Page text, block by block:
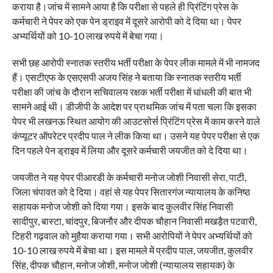
कराया है।जांच में सामने आया है कि परीक्षा से पहले ही प्रिंटिंग प्रेस के
कर्मचारी ने पेपर को एक पेन ड्राइव में दूसरे आरोपी को दे दिया था। पेपर
अभ्यर्थियों को 10-10 लाख रुपये में बेचा गया।
सभी छह आरोपी स्नातक स्तरीय भर्ती परीक्षा के पेपर लीक मामले में भी नामजद
हैं। एसटीएफ के एसएसपी अजय सिंह ने बताया कि स्नातक स्तरीय भर्ती
परीक्षा की जांच के दौरान सचिवालय रक्षक भर्ती परीक्षा में धांधली की बात भी
सामने आई थी। डीजीपी के आदेश पर प्राथमिक जांच में पता चला कि इसका
पेपर भी लखनऊ स्थित आयोग की आउटसोर्स प्रिंटिंग प्रेस में काम करने वाले
कंप्यूटर ऑपरेटर प्रदीप पाल ने लीक किया था। उसने यह पेपर परीक्षा से एक
दिन पहले पेन ड्राइव में लिया और दूसरे कर्मचारी जयजीत को दे दिया था।
जयजीत ने यह पेपर पीआरडी के कर्मचारी मनोज जोशी निवासी सेरा, पाटी,
जिला चंपावत को दे दिया। वहां से यह पेपर सितारगंज न्यायालय के कनिष्ठ
सहायक मनोज जोशी को दिया गया। इसके बाद कुलवीर सिंह निवासी
सादीपुर, बास्टा, चांदपुर, बिजनौर और दीपक चौहान निवासी मखडै़त पटवारी,
टिहरी गढ़वाल को मुहैया कराया गया। सभी आरोपियों ने पेपर अभ्यर्थियों को
10-10 लाख रुपये में बेचा था। इस मामले में प्रदीप पाल, जयजीत, कुलवीर
सिंह, दीपक चौहान, मनोज जोशी, मनोज जोशी (न्यायालय सहायक) के